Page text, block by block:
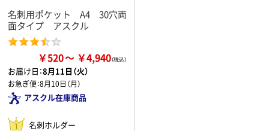
名刺用ポケット A4 30穴両
面タイプ アスクル
￥520 ￥4,940
お届け日：8月11日（火）
お急ぎ便：8月10日（月）
アスクル在庫商品
名刺ホルダー